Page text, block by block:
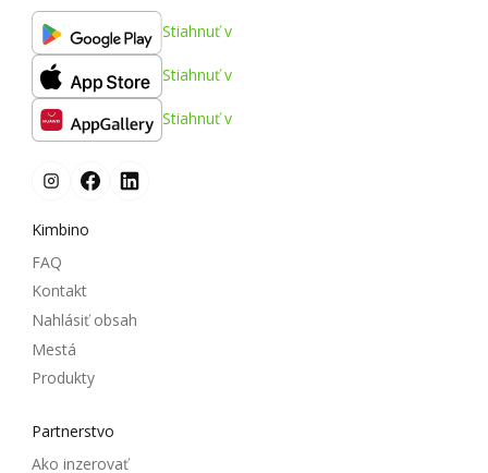
Stiahnuť v
Stiahnuť v
Stiahnuť v
Kimbino
FAQ
Kontakt
Nahlásiť obsah
Mestá
Produkty
Partnerstvo
Ako inzerovať